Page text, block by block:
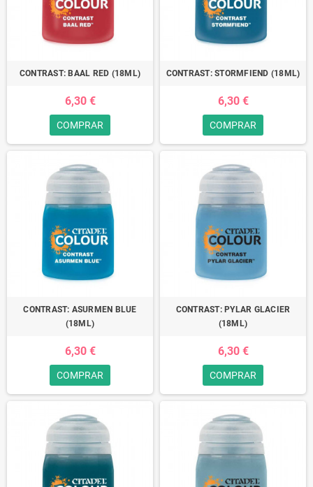
CONTRAST: BAAL RED (18ML)
6,30 €
COMPRAR
CONTRAST: STORMFIEND (18ML)
6,30 €
COMPRAR
CONTRAST: ASURMEN BLUE
(18ML)
6,30 €
COMPRAR
CONTRAST: PYLAR GLACIER
(18ML)
6,30 €
COMPRAR